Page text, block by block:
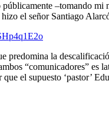
–tomando
el señor Santiago
predomina la
“comunicadores”
el supuesto ‘pastor’